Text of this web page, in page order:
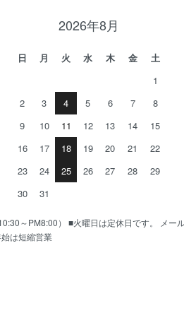
2026年8月
日 月 火 水 木 金
土
1
2
3 4 5 6 7
8
9
10 11 12 13 14
15
16
17 18 19 20 21
22
23
24 25 26 27 28
29
30
31
～PM8:00） ■火曜日は定休日です。 メ
は短縮営業